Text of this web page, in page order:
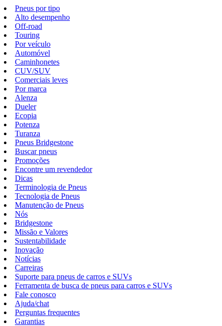
Pneus por tipo
Alto desempenho
Off-road
Touring
Por veículo
Automóvel
Caminhonetes
CUV/SUV
Comerciais leves
Por marca
Alenza
Dueler
Ecopia
Potenza
Turanza
Pneus Bridgestone
Buscar pneus
Promoções
Encontre um revendedor
Dicas
Terminologia de Pneus
Tecnologia de Pneus
Manutenção de Pneus
Nós
Bridgestone
Missão e Valores
Sustentabilidade
Inovação
Notícias
Carreiras
Suporte para pneus de carros e SUVs
Ferramenta de busca de pneus para carros e SUVs
Fale conosco
Ajuda/chat
Perguntas frequentes
Garantias